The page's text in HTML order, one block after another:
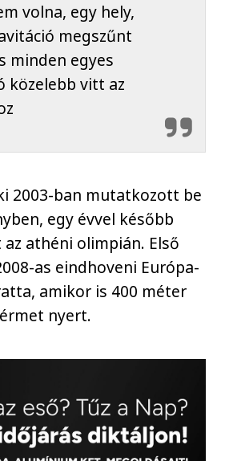
volna, egy hely,
megszűnt
minden egyes
közelebb vitt az
2003-ban mutatkozott be
egy évvel később
athéni olimpián. Első
as eindhoveni Európa-
amikor is 400 méter
nyert.